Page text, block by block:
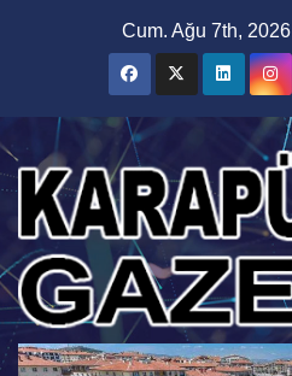
Cum. Ağu 7th, 2026